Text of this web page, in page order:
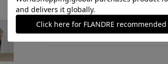
ブラウン
￥7,964 (税込)